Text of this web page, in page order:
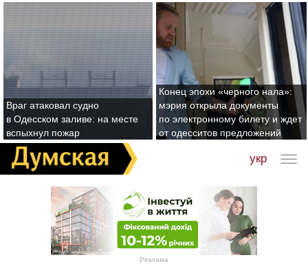
Враг атаковал судно
в Одесском заливе: на месте
вспыхнул пожар
Конец эпохи «черного нала»:
мэрия открыла документы
по электронному билету и ждет
от одесситов предложений
укр
Реклама